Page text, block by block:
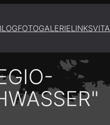
FOTOGALERIELINKSVITA